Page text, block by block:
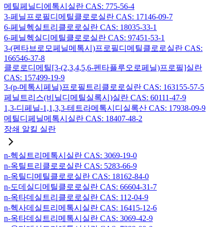
메틸페닐디에톡시실란 CAS: 775-56-4
3-페닐프로필디메틸클로로실란 CAS: 17146-09-7
6-페닐헥실트리클로로실란 CAS: 18035-33-1
6-페닐헥실디메틸클로로실란 CAS: 97451-53-1
3-(펜타브로모페닐메톡시)프로필디메틸클로로실란 CAS:
166546-37-8
클로로디메틸[3-(2,3,4,5,6-펜타플루오로페닐)프로필]실란
CAS: 157499-19-9
3-(p-메톡시페닐)프로필트리클로로실란 CAS: 163155-57-5
페닐트리스(비닐디메틸실록시)실란 CAS: 60111-47-9
1,3-디페닐-1,1,3,3-테트라메톡시디실록산 CAS: 17938-09-9
메틸디페닐메톡시실란 CAS: 18407-48-2
장쇄 알킬 실란
n-헥실트리메톡시실란 CAS: 3069-19-0
n-옥틸트리클로로실란 CAS: 5283-66-9
n-옥틸디메틸클로로실란 CAS: 18162-84-0
n-도데실디메틸클로로실란 CAS: 66604-31-7
n-옥타데실트리클로로실란 CAS: 112-04-9
n-헥사데실트리메톡시실란 CAS: 16415-12-6
n-옥타데실트리메톡시실란 CAS: 3069-42-9